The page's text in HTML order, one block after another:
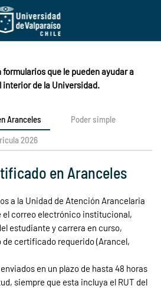
que le pueden ayudar a
de la Universidad.
Aranceles
Poder simple
2026
en Aranceles
a la Unidad de Atención Arancelaria
el correo electrónico institucional,
estudiante y carrera en curso,
de certificado requerido (Arancel,
en un plazo de hasta 48 horas
siempre que esta incluya el RUT del